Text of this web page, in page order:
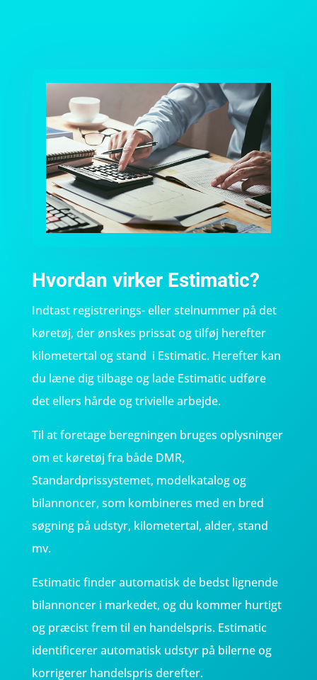
Hvordan virker Estimatic?
Indtast registrerings- eller stelnummer på det
køretøj, der ønskes prissat og tilføj herefter
kilometertal og stand i Estimatic. Herefter kan
du læne dig tilbage og lade Estimatic udføre
det ellers hårde og trivielle arbejde.
Til at foretage beregningen bruges oplysninger
om et køretøj fra både DMR,
Standardprissystemet, modelkatalog og
bilannoncer, som kombineres med en bred
søgning på udstyr, kilometertal, alder, stand
mv.
Estimatic finder automatisk de bedst lignende
bilannoncer i markedet, og du kommer hurtigt
og præcist frem til en handelspris. Estimatic
identificerer automatisk udstyr på bilerne og
korrigerer handelspris derefter.